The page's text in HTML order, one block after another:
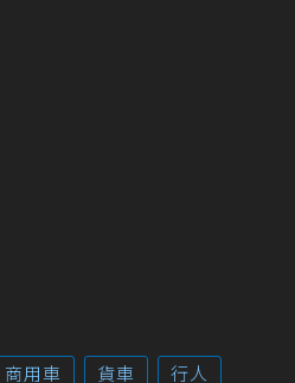
商用車 貨車 行人